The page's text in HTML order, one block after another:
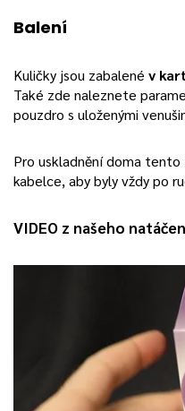
Balení
Kuličky jsou zabalené v
Také zde naleznete
pouzdro s uloženými
Pro uskladnění doma
kabelce, aby byly vždy po
VIDEO z našeho